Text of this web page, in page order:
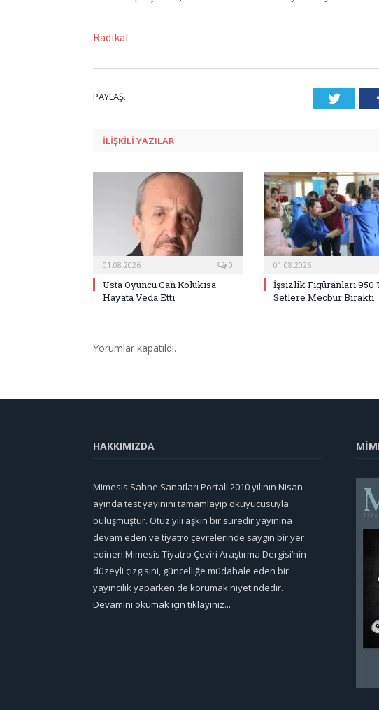
Radikal
PAYLAŞ.
ILIŞKILI YAZILAR
01.08.2026 0
Usta Oyuncu Can Kolukısa
Hayata Veda Etti
01.08.2026
İşsizlik Figüranları 950
Setlere Mecbur Bıraktı
Yorumlar kapatıldı.
HAKKIMIZDA
Mimesis Sahne Sanatları Portali 2010 yılının Nisan
ayında test yayınını tamamlayıp okuyucusuyla
buluşmuştur. Otuz yılı aşkın bir süredir yayınına
devam eden ve tiyatro çevrelerinde saygın bir yer
edinen Mimesis Tiyatro Çeviri Araştırma Dergisi’nin
düzeyli çizgisini, güncelliğe müdahale eden bir
yayıncılık yaparken de korumak niyetindedir.
Devamını okumak için tıklayınız...